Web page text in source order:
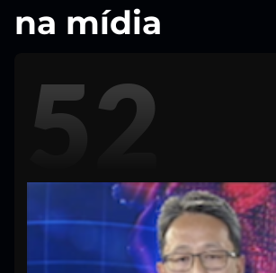
na mídia
51